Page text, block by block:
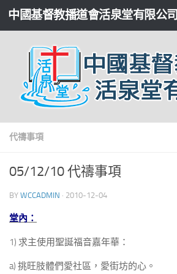
中國基督教播道會活泉堂有限公司
代禱事項
05/12/10 代禱事項
BY WCCADMIN · 2010-12-04
堂內：
1) 求主使用聖誕福音嘉年華：
a) 挑旺肢體們愛社區，愛街坊的心。